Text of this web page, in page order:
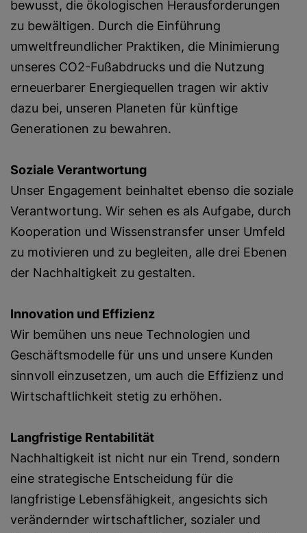
bewusst, die ökologischen Herausforderungen
zu bewältigen. Durch die Einführung
umweltfreundlicher Praktiken, die Minimierung
unseres CO2-Fußabdrucks und die Nutzung
erneuerbarer Energiequellen tragen wir aktiv
dazu bei, unseren Planeten für künftige
Generationen zu bewahren.
Soziale Verantwortung
Unser Engagement beinhaltet ebenso die soziale
Verantwortung. Wir sehen es als Aufgabe, durch
Kooperation und Wissenstransfer unser Umfeld
zu motivieren und zu begleiten, alle drei Ebenen
der Nachhaltigkeit zu gestalten.
Innovation und Effizienz
Wir bemühen uns neue Technologien und
Geschäftsmodelle für uns und unsere Kunden
sinnvoll einzusetzen, um auch die Effizienz und
Wirtschaftlichkeit stetig zu erhöhen.
Langfristige Rentabilität
Nachhaltigkeit ist nicht nur ein Trend, sondern
eine strategische Entscheidung für die
langfristige Lebensfähigkeit, angesichts sich
verändernder wirtschaftlicher, sozialer und